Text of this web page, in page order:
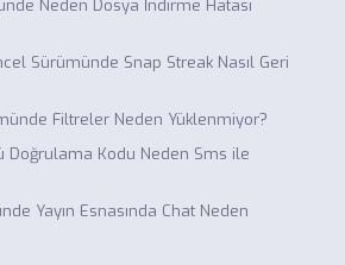
Neden Dosya İndirme Hatası
Sürümünde Snap Streak Nasıl Geri
Filtreler Neden Yüklenmiyor?
Doğrulama Kodu Neden Sms ile
Yayın Esnasında Chat Neden